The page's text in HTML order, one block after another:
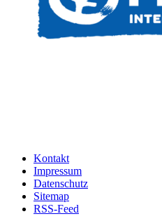
Kontakt
Impressum
Datenschutz
Sitemap
RSS-Feed